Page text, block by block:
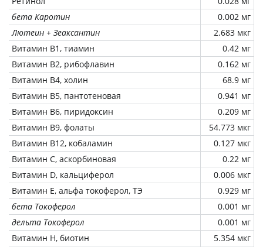
бета Каротин
0.002 мг
Лютеин + Зеаксантин
2.683 мкг
Витамин В1, тиамин
0.42 мг
Витамин В2, рибофлавин
0.162 мг
Витамин В4, холин
68.9 мг
Витамин В5, пантотеновая
0.941 мг
Витамин В6, пиридоксин
0.209 мг
Витамин В9, фолаты
54.773 мкг
Витамин В12, кобаламин
0.127 мкг
Витамин C, аскорбиновая
0.22 мг
Витамин D, кальциферол
0.006 мкг
Витамин Е, альфа токоферол, ТЭ
0.929 мг
бета Токоферол
0.001 мг
дельта Токоферол
0.001 мг
Витамин Н, биотин
5.354 мкг